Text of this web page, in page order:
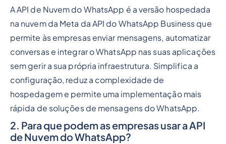
A API de Nuvem do WhatsApp é a versão hospedada
na nuvem da Meta da API do WhatsApp Business que
permite às empresas enviar mensagens, automatizar
conversas e integrar o WhatsApp nas suas aplicações
sem gerir a sua própria infraestrutura. Simplifica a
configuração, reduz a complexidade de
hospedagem e permite uma implementação mais
rápida de soluções de mensagens do WhatsApp.
2. Para que podem as empresas usar a API
de Nuvem do WhatsApp?